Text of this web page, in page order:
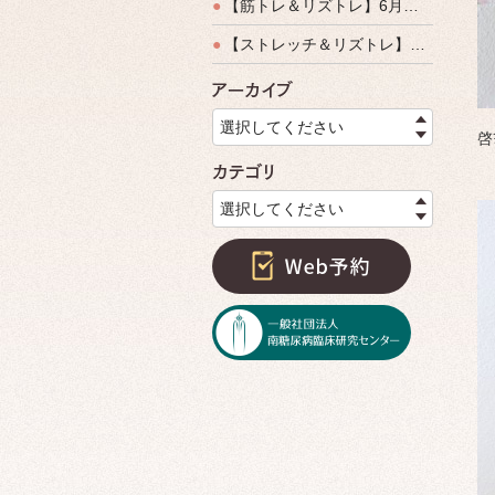
● 【筋トレ＆リズトレ】6月特別運動教室開催のご案内
● 【ストレッチ＆リズトレ】特別運動教室開催のご案内
選択してください
選択してください